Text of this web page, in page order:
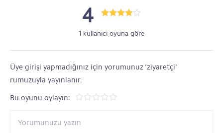
4
1 kullanıcı oyuna göre
Üye girişi yapmadığınız için yorumunuz 'ziyaretçi'
rumuzuyla yayınlanır.
Bu oyunu oylayın: